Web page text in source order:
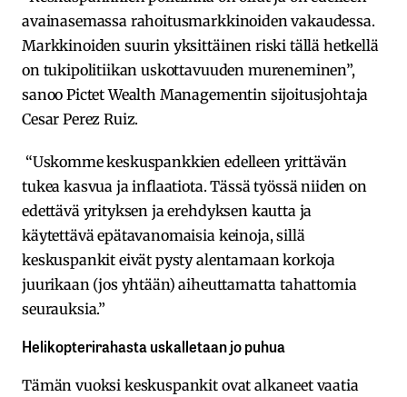
avainasemassa rahoitusmarkkinoiden vakaudessa.
Markkinoiden suurin yksittäinen riski tällä hetkellä
on tukipolitiikan uskottavuuden mureneminen”,
sanoo Pictet Wealth Managementin sijoitusjohtaja
Cesar Perez Ruiz.
“Uskomme keskuspankkien edelleen yrittävän
tukea kasvua ja inflaatiota. Tässä työssä niiden on
edettävä yrityksen ja erehdyksen kautta ja
käytettävä epätavanomaisia keinoja, sillä
keskuspankit eivät pysty alentamaan korkoja
juurikaan (jos yhtään) aiheuttamatta tahattomia
seurauksia.”
Helikopterirahasta uskalletaan jo puhua
Tämän vuoksi keskuspankit ovat alkaneet vaatia